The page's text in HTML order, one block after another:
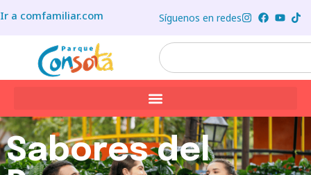
Ir a comfamiliar.com Síguenos en redes
Sabores del